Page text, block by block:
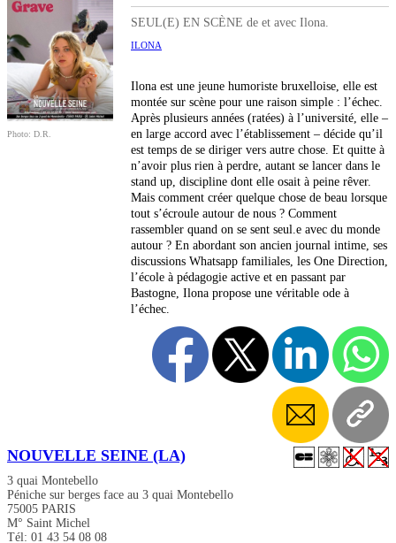
Photo: D.R.
SEUL(E) EN SCÈNE de et avec Ilona.
ILONA
Ilona est une jeune humoriste bruxelloise, elle est
montée sur scène pour une raison simple : l’échec.
Après plusieurs années (ratées) à l’université, elle –
en large accord avec l’établissement – décide qu’il
est temps de se diriger vers autre chose. Et quitte à
n’avoir plus rien à perdre, autant se lancer dans le
stand up, discipline dont elle osait à peine rêver.
Mais comment créer quelque chose de beau lorsque
tout s’écroule autour de nous ? Comment
rassembler quand on se sent seul.e avec du monde
autour ? En abordant son ancien journal intime, ses
discussions Whatsapp familiales, les One Direction,
l’école à pédagogie active et en passant par
Bastogne, Ilona propose une véritable ode à
l’échec.
NOUVELLE SEINE (LA)
3 quai Montebello
Péniche sur berges face au 3 quai Montebello
75005 PARIS
M° Saint Michel
Tél: 01 43 54 08 08